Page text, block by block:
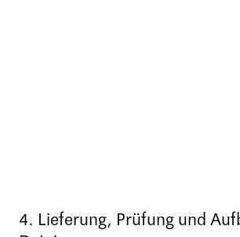
4. Lieferung, Prüfung und